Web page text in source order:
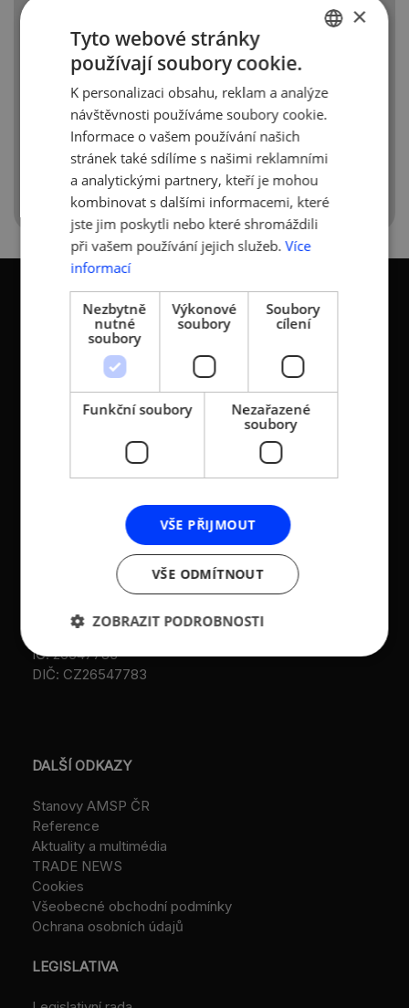
Trade_News_2017_6
KONTAKTY
Asociace malých a
živnostníků České
republiky (AMSP ČR)
značka L 12282 vedená u
Městského soudu v
Praze (původní
registrace u MV ČR, č.j.
VS/1-1/48 640/01-R,
založeno r. 2001)
IČ: 26547783
DIČ: CZ26547783
Sokolovská 100/94
186 00 Praha 8 - Karlín
+420 236 080 454
M:+420 733 722 512
amsp@amsp.cz
web: www.amsp.cz
Datová schránka:
ID: au9uavs
DALŠÍ ODKAZY
Stanovy AMSP ČR
Reference
Aktuality a multimédia
TRADE NEWS
Cookies
Všeobecné obchodní podmínky
Ochrana osobních údajů
LEGISLATIVA
ENGLISH
×
Tyto webové stránky
používají soubory cookie.
K personalizaci obsahu, reklam a analýze
návštěvnosti používáme soubory cookie.
Informace o vašem používání našich
stránek také sdílíme s našimi reklamními
a analytickými partnery, kteří je mohou
kombinovat s dalšími informacemi, které
jste jim poskytli nebo které shromáždili
při vašem používání jejich služeb. Více
informací
Nezbytně
nutné
soubory
Výkonové
soubory
Soubory
cílení
Funkční soubory
Nezařazené
soubory
VŠE PŘIJMOUT
VŠE ODMÍTNOUT
ZOBRAZIT PODROBNOSTI